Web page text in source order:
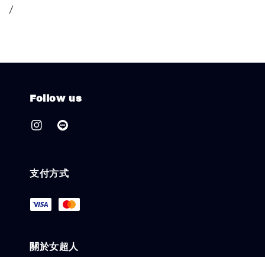
/
Follow us
支付方式
關於女超人